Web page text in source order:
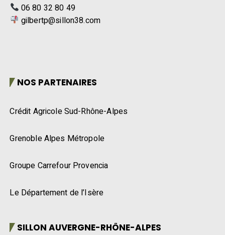
06 80 32 80 49
gilbertp@sillon38.com
NOS PARTENAIRES
Crédit Agricole Sud-Rhône-Alpes
Grenoble Alpes Métropole
Groupe Carrefour Provencia
Le Département de l’Isère
SILLON AUVERGNE-RHÔNE-ALPES